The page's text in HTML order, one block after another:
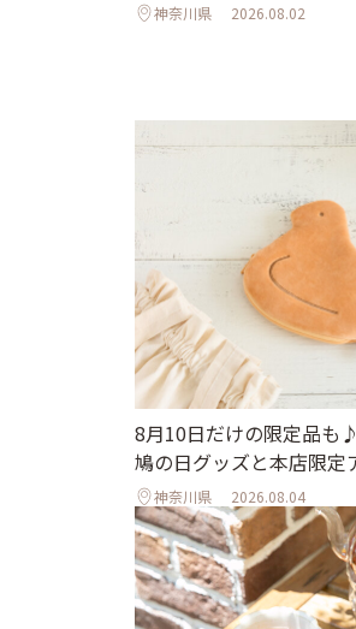
神奈川県 2026.08.02
8月10日だけの限定品も
鳩の日グッズと本店限定
神奈川県 2026.08.04